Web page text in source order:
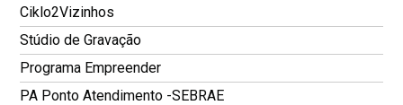
Ciklo2Vizinhos
Stúdio de Gravação
Programa Empreender
PA Ponto Atendimento -SEBRAE